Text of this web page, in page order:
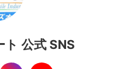
公式 SNS